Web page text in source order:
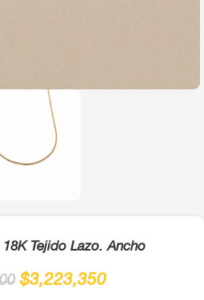
Tejido Lazo. Ancho
$3,223,350